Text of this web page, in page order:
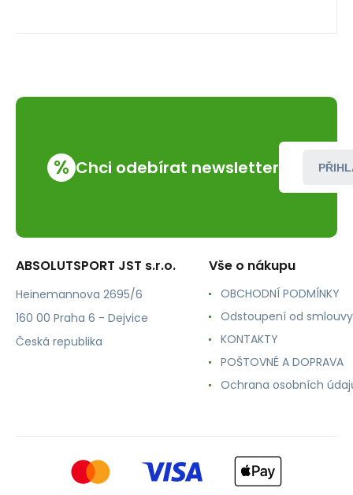
% Chci odebírat newsletter
ABSOLUTSPORT JST s.r.o.
Heinemannova 2695/6
160 00 Praha 6 - Dejvice
Česká republika
Vše o nákupu
OBCHODNÍ PODMÍNKY
Odstoupení od smlouvy
KONTAKTY
POŠTOVNÉ A DOPRAVA
Ochrana osobních